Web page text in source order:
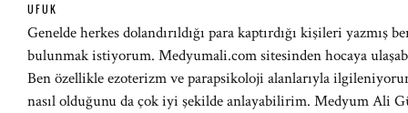
UFUK
Genelde herkes dolandırıldığı para kaptırdığı kişileri
bulunmak istiyorum. Medyumali.com sitesinden hocaya
Ben özellikle ezoterizm ve parapsikoloji alanlarıyla
nasıl olduğunu da çok iyi şekilde anlayabilirim. Medyum Ali